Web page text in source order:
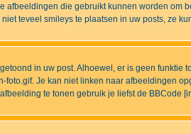
afbeeldingen die gebruikt kunnen worden
teveel smileys te plaatsen in uw posts, ze
in uw post. Alhoewel, er is geen
foto.gif. Je kan niet linken naar afbeeldingen
te tonen gebruik je liefst de BBCode